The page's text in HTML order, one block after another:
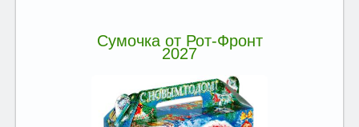
Сумочка от Рот-Фронт
2027